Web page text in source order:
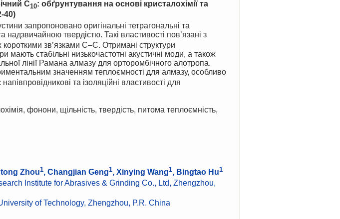
C10: обґрунтування на основі кристалохімії та
-40)
надзвичайною твердістю. Такі властивості пов’язані з
зв’язками C–C. Отримані структури
мають стабільні низькочастотні акустичні моди, а також
лінії Рамана алмазу для орторомбічного алотропа.
значенням теплоємності для алмазу, особливо
та ізоляційні властивості для
фонони, щільність, твердість, питома теплоємність,
Zhou1, Changjian Geng1, Xinying Wang1, Bingtao Hu1
Institute for Abrasives & Grinding Co., Ltd, Zhengzhou,
of Technology, Zhengzhou, P.R. China